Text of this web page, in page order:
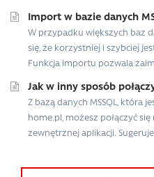
Import w bazie danych
W przypadku większych baz
się, że korzystniej i szybciej
Funkcja importu pozwala
Jak w inny sposób
Z bazą danych MSSQL, która
home.pl, możesz połączyć
zewnętrznej aplikacji.